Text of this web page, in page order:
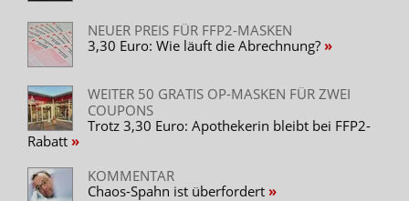
NEUER PREIS FÜR FFP2-MASKEN
3,30 Euro: Wie läuft die Abrechnung?
WEITER 50 GRATIS OP-MASKEN FÜR ZWEI
COUPONS
Trotz 3,30 Euro: Apothekerin bleibt bei FFP2-
Rabatt
KOMMENTAR
Chaos-Spahn ist überfordert